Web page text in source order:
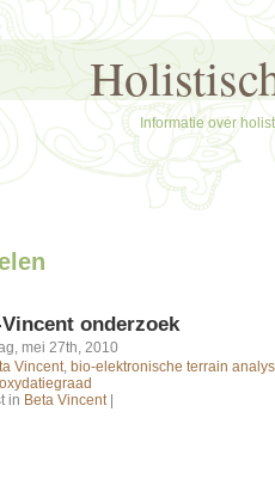
Informatie over
Vincent onderzoek
mei 27th, 2010
Vincent, bio-elektronische terrain
oxydatiegraad
in Beta Vincent|